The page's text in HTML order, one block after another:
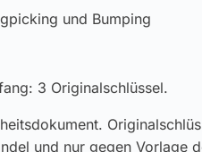
und Bumping
3 Originalschlüssel.
und nur gegen Vorlage